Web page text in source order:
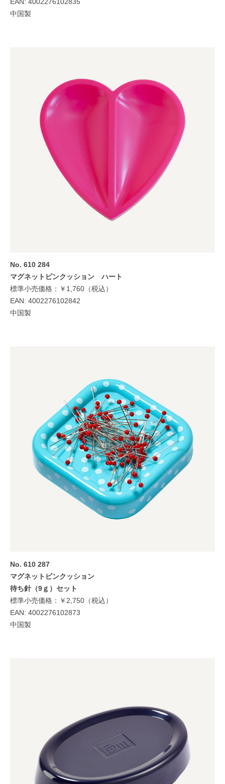
EAN: 4002276102835
中国製
No. 610 284
マグネットピンクッション ハート
標準小売価格：￥1,760（税込）
EAN: 4002276102842
中国製
No. 610 287
マグネットピンクッション
待ち針（9ｇ）セット
標準小売価格：￥2,750（税込）
EAN: 4002276102873
中国製